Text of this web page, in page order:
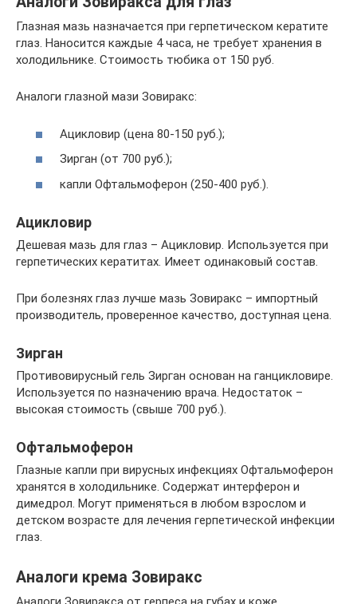
Глазная мазь назначается при герпетическом кератите
глаз. Наносится каждые 4 часа, не требует хранения в
холодильнике. Стоимость тюбика от 150 руб.
Аналоги глазной мази Зовиракс:
Ацикловир (цена 80-150 руб.);
Зирган (от 700 руб.);
капли Офтальмоферон (250-400 руб.).
Ацикловир
Дешевая мазь для глаз – Ацикловир. Используется при
герпетических кератитах. Имеет одинаковый состав.
При болезнях глаз лучше мазь Зовиракс – импортный
производитель, проверенное качество, доступная цена.
Зирган
Противовирусный гель Зирган основан на ганцикловире.
Используется по назначению врача. Недостаток –
высокая стоимость (свыше 700 руб.).
Офтальмоферон
Глазные капли при вирусных инфекциях Офтальмоферон
хранятся в холодильнике. Содержат интерферон и
димедрол. Могут применяться в любом взрослом и
детском возрасте для лечения герпетической инфекции
глаз.
Аналоги крема Зовиракс